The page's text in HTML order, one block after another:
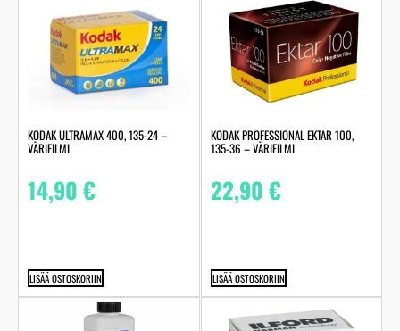
KODAK ULTRAMAX 400, 135-24 –
VÄRIFILMI
14,90€
LISÄÄ OSTOSKORIIN
KODAK PROFESSIONAL EKTAR 100,
135-36 – VÄRIFILMI
22,90€
LISÄÄ OSTOSKORIIN